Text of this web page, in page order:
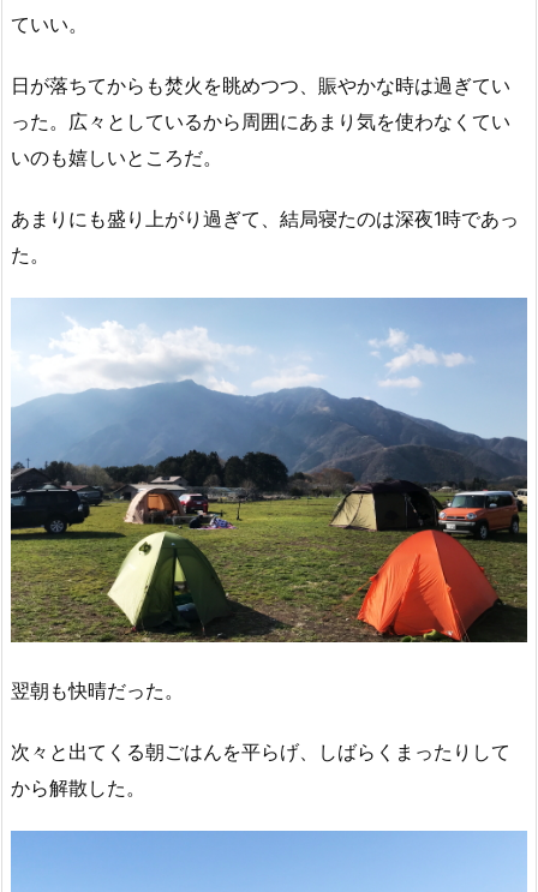
ていい。
日が落ちてからも焚火を眺めつつ、賑やかな時は過ぎてい
った。広々としているから周囲にあまり気を使わなくてい
いのも嬉しいところだ。
あまりにも盛り上がり過ぎて、結局寝たのは深夜1時であっ
た。
翌朝も快晴だった。
次々と出てくる朝ごはんを平らげ、しばらくまったりして
から解散した。